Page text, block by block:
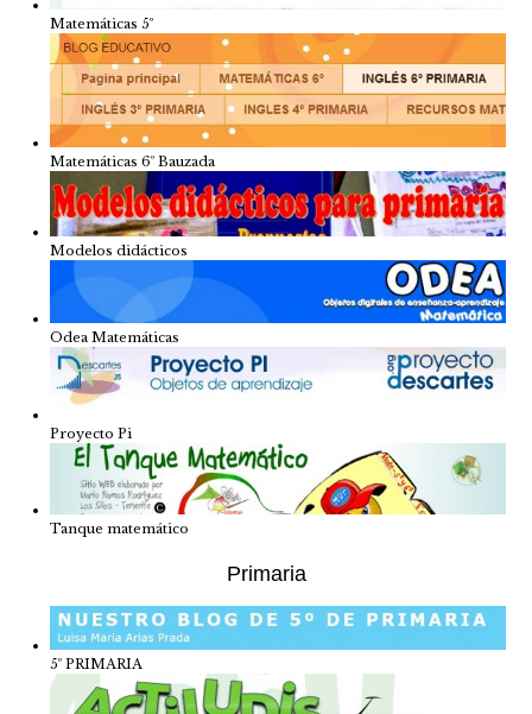
Matemáticas 5º
Matemáticas 6º Bauzada
Modelos didácticos
Odea Matemáticas
Proyecto Pi
Tanque matemático
Primaria
5º PRIMARIA